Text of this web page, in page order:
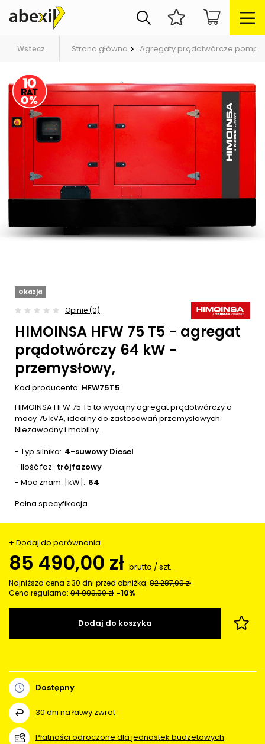
Wstecz Strona główna Agregaty prądotwórcze pompy
Okazja
Opinie (0)
HIMOINSA HFW 75 T5 - agregat
prądotwórczy 64 kW -
przemysłowy,
Kod producenta: HFW75T5
HIMOINSA HFW 75 T5 to wydajny agregat prądotwórczy o
mocy 75 kVA, idealny do zastosowań przemysłowych.
Niezawodny i mobilny.
- Typ silnika 4-suwowy Diesel
- Ilość faz trójfazowy
- Moc znam. [kW]
64
Pełna specyfikacja
+ Dodaj do porównania
85 490,00 zł brutto /szt.
Najniższa cena z 30 dni przed obniżką: 82 287,00 zł
Cena regularna: 94 999,00 zł -10%
Dodaj do koszyka
Dostępny
30 dni na łatwy zwrot
Płatności odroczone dla jednostek budżetowych